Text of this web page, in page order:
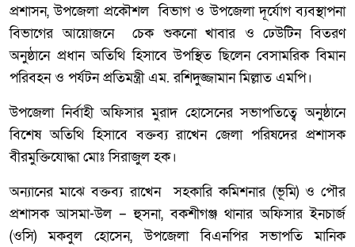
প্রশাসন, উপজেলা প্রকৌশল বিভাগ ও উপজেলা দূর্যোগ ব্যবস্থাপনা
বিভাগের আয়োজনে চেক শুকনো খাবার ও ঢেউটিন বিতরণ
অনুষ্ঠানে প্রধান অতিথি হিসাবে উপস্থিত ছিলেন বেসামরিক বিমান
পরিবহন ও পর্যটন প্রতিমন্ত্রী এম. রশিদুজ্জামান মিল্লাত এমপি।
উপজেলা নির্বাহী অফিসার মুরাদ হোসেনের সভাপতিত্বে অনুষ্ঠানে
বিশেষ অতিথি হিসাবে বক্তব্য রাখেন জেলা পরিষদের প্রশাসক
বীরমুক্তিযোদ্ধা মোঃ সিরাজুল হক।
অন্যানের মাঝে বক্তব্য রাখেন সহকারি কমিশনার (ভূমি) ও পৌর
প্রশাসক আসমা-উল – হুসনা, বকশীগঞ্জ থানার অফিসার ইনচার্জ
(ওসি) মকবুল হোসেন, উপজেলা বিএনপির সভাপতি মানিক